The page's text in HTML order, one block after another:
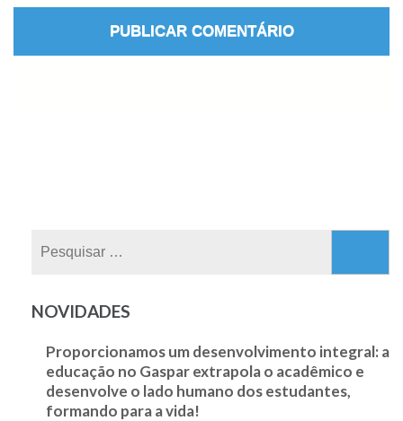
NOVIDADES
Proporcionamos um desenvolvimento integral: a
educação no Gaspar extrapola o acadêmico e
desenvolve o lado humano dos estudantes,
formando para a vida!